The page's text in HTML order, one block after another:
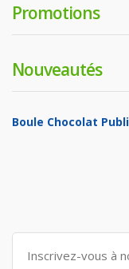
Promotions
Nouveautés
Boule Chocolat